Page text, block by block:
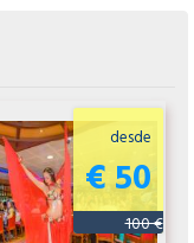
desde
€ 50
100 €